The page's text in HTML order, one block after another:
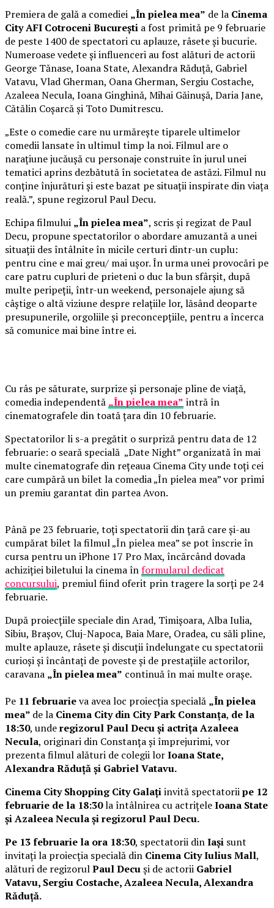
Premiera de gală a comediei „În pielea mea” de la Cinema
City AFI Cotroceni București a fost primită pe 9 februarie
de peste 1400 de spectatori cu aplauze, râsete și bucurie.
Numeroase vedete și influenceri au fost alături de actorii
George Tănase, Ioana State, Alexandra Răduță, Gabriel
Vatavu, Vlad Gherman, Oana Gherman, Sergiu Costache,
Azaleea Necula, Ioana Ginghină, Mihai Găinușă, Daria Jane,
Cătălin Coșarcă și Toto Dumitrescu.
„Este o comedie care nu urmărește tiparele ultimelor
comedii lansate în ultimul timp la noi. Filmul are o
narațiune jucăușă cu personaje construite în jurul unei
tematici aprins dezbătută în societatea de astăzi. Filmul nu
conține înjurături și este bazat pe situații inspirate din viața
reală.”, spune regizorul Paul Decu.
Echipa filmului „În pielea mea”, scris și regizat de Paul
Decu, propune spectatorilor o abordare amuzantă a unei
situații des întâlnite în micile certuri dintr-un cuplu:
pentru cine e mai greu/ mai ușor. În urma unei provocări pe
care patru cupluri de prieteni o duc la bun sfârșit, după
multe peripeții, într-un weekend, personajele ajung să
câștige o altă viziune despre relațiile lor, lăsând deoparte
presupunerile, orgoliile și preconcepțiile, pentru a încerca
să comunice mai bine între ei.
Cu râs pe săturate, surprize și personaje pline de viață,
comedia independentă „În pielea mea” intră în
cinematografele din toată țara din 10 februarie.
Spectatorilor li s-a pregătit o surpriză pentru data de 12
februarie: o seară specială „Date Night” organizată în mai
multe cinematografe din rețeaua Cinema City unde toți cei
care cumpără un bilet la comedia „În pielea mea” vor primi
un premiu garantat din partea Avon.
Până pe 23 februarie, toți spectatorii din țară care și-au
cumpărat bilet la filmul „În pielea mea” se pot înscrie în
cursa pentru un iPhone 17 Pro Max, încărcând dovada
achiziției biletului la cinema înformularul dedicat
concursului, premiul fiind oferit prin tragere la sorți pe 24
februarie.
După proiecțiile speciale din Arad, Timișoara, Alba Iulia,
Sibiu, Brașov, Cluj-Napoca, Baia Mare, Oradea, cu săli pline,
multe aplauze, râsete și discuții îndelungate cu spectatorii
curioși și încântați de poveste și de prestațiile actorilor,
caravana „În pielea mea” continuă în mai multe orașe.
Pe 11 februarieva avea loc proiecția specială „În pielea
mea” de la Cinema City din City Park Constanța, de la
18:30, underegizorul Paul Decu și actrița Azaleea
Necula, originari din Constanța și împrejurimi, vor
prezenta filmul alături de colegii lorIoana State,
Alexandra Răduță și Gabriel Vatavu.
Cinema City Shopping City Galațiinvită spectatoriipe 12
februarie de la 18:30la întâlnirea cu actrițeleIoana State
și Azaleea Necula și regizorul Paul Decu.
Pe 13 februarie la ora 18:30, spectatorii dinIași sunt
invitați la proiecția specială din Cinema City Iulius Mall,
alături de regizorulPaul Decuși de actorii Gabriel
Vatavu, Sergiu Costache, Azaleea Necula, Alexandra
Răduță.